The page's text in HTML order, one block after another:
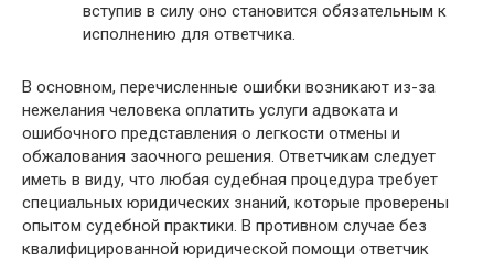
вступив в силу оно становится обязательным к
исполнению для ответчика.
В основном, перечисленные ошибки возникают из-за
нежелания человека оплатить услуги адвоката и
ошибочного представления о легкости отмены и
обжалования заочного решения. Ответчикам следует
иметь в виду, что любая судебная процедура требует
специальных юридических знаний, которые проверены
опытом судебной практики. В противном случае без
квалифицированной юридической помощи ответчик